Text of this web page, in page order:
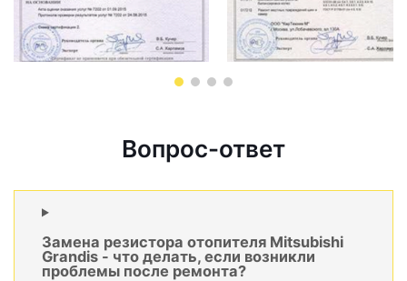
Вопрос-ответ
Замена резистора отопителя Mitsubishi
Grandis - что делать, если возникли
проблемы после ремонта?